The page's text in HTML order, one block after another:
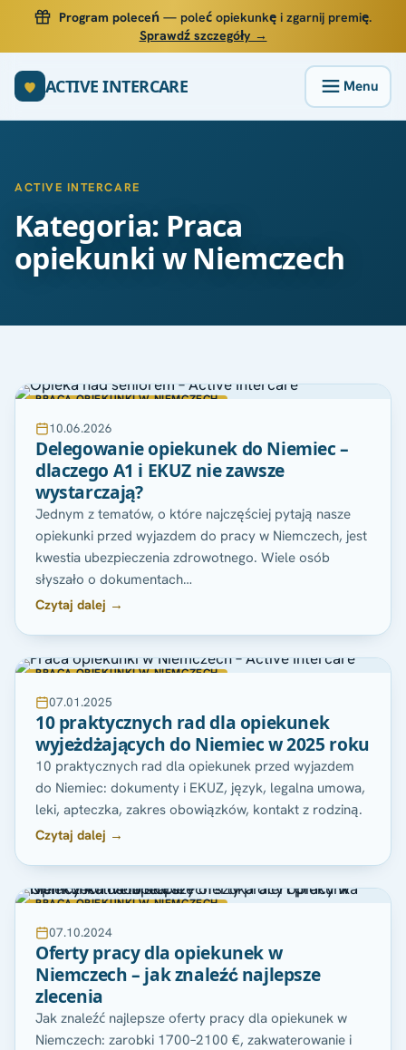
Program poleceń — poleć opiekunkę i zgarnij premię.
Sprawdź szczegóły →
ACTIVE INTERCARE
ACTIVE INTERCARE
Kategoria: Praca
opiekunki w Niemczech
PRACA OPIEKUNKI W NIEMCZECH
10.06.2026
Delegowanie opiekunek do Niemiec –
dlaczego A1 i EKUZ nie zawsze
wystarczają?
Jednym z tematów, o które najczęściej pytają nasze
opiekunki przed wyjazdem do pracy w Niemczech, jest
kwestia ubezpieczenia zdrowotnego. Wiele osób
słyszało o dokumentach…
Czytaj dalej →
PRACA OPIEKUNKI W NIEMCZECH
07.01.2025
10 praktycznych rad dla opiekunek
wyjeżdżających do Niemiec w 2025 roku
10 praktycznych rad dla opiekunek przed wyjazdem
do Niemiec: dokumenty i EKUZ, język, legalna umowa,
leki, apteczka, zakres obowiązków, kontakt z rodziną.
Czytaj dalej →
PRACA OPIEKUNKI W NIEMCZECH
07.10.2024
Oferty pracy dla opiekunek w
Niemczech – jak znaleźć najlepsze
zlecenia
Jak znaleźć najlepsze oferty pracy dla opiekunek w
Niemczech: zarobki 1700–2100 €, zakwaterowanie i